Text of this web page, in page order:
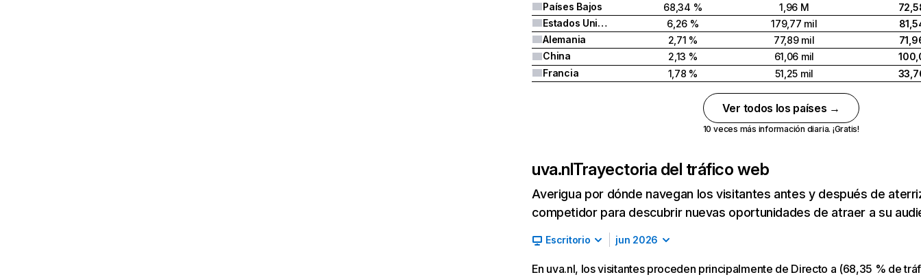
Países Bajos
68,34 % 1,96 M
Estados Unidos
6,26 % 179,77 mil
Alemania
2,71 % 77,89 mil
China
2,13 % 61,06 mil
Francia
1,78 % 51,25 mil
Ver todos los países →
10 veces más información diaria. ¡Gratis!
uva.nlTrayectoria del tráfico web
Averigua por dónde navegan los visitantes antes y después de
competidor para descubrir nuevas oportunidades de atraer a su
Escritorio jun 2026
En uva.nl, los visitantes proceden principalmente de Directo a (68,35 % de